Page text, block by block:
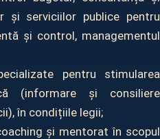
și serviciilor publice pentru
și control, managementul
pentru stimularea
(informare și consiliere
în condițiile legii;
și mentorat în scopul